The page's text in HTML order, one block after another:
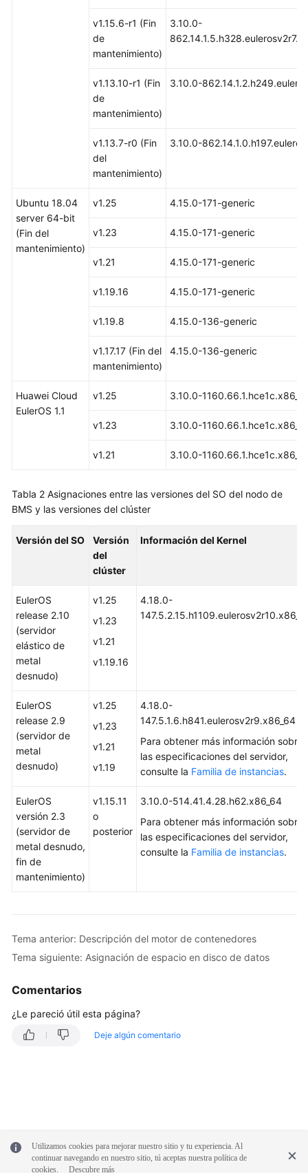
Auto
Scaling
Complementos
Trace
Service
FlexVolume
(desusado)
Referencia
Preguntas
frecuentes
Actualmente,
el
no
está
disponible
en
el
seleccionado.
Sugerimos
consultar
la
versión
en
New
Product
Billing
Reference
v1.15.6-r1 (Fin
de
mantenimiento)
3.10.0-
v1.13.10-r1 (Fin
de
mantenimiento)
3.10.0-
v1.13.7-r0 (Fin
del
mantenimiento)
3.10.0-
Ubuntu 18.04
server 64-bit
(Fin del
mantenimiento)
v1.25 4.15.0-171-generic
v1.23 4.15.0-171-generic
v1.21 4.15.0-171-generic
v1.19.16 4.15.0-171-generic
v1.19.8 4.15.0-136-generic
v1.17.17 (Fin del
mantenimiento)
4.15.0-136-generic
Huawei Cloud
EulerOS 1.1
v1.25 3.10.0-
v1.23 3.10.0-
v1.21 3.10.0-
Tabla 2 Asignaciones entre las versiones del SO del nodo de
BMS y las versiones del clúster
Versión del SO
Versión
del
clúster
Información del Kernel
EulerOS
release 2.10
(servidor
elástico de
metal
desnudo)
v1.25
v1.23
v1.21
v1.19.16
4.18.0-
EulerOS
release 2.9
(servidor de
metal
desnudo)
v1.25
v1.23
v1.21
v1.19
4.18.0-
147.5.1.6.h841.eulerosv2r9.x86_64
Para obtener más información sobre
las especificaciones del servidor,
consulte la Familia de instancias.
EulerOS
versión 2.3
(servidor de
metal desnudo,
fin de
mantenimiento)
v1.15.11
o
posterior
3.10.0-514.41.4.28.h62.x86_64
Para obtener más información sobre
las especificaciones del servidor,
consulte la Familia de instancias.
Tema anterior: Descripción del motor de contenedores
Tema siguiente: Asignación de espacio en disco de datos
Comentarios
¿Le pareció útil esta página?
Deje algún comentario
Utilizamos cookies para mejorar nuestro sitio y tu experiencia. Al
continuar navegando en nuestro sitio, tú aceptas nuestra política de
cookies.
Descubre más